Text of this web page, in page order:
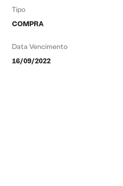
Tipo
COMPRA
Data Vencimento
16/09/2022